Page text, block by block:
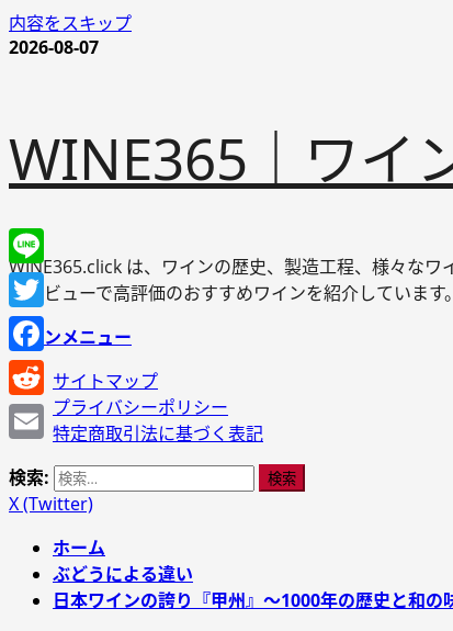
内容をスキップ
2026-08-07
WINE365｜ワイ
WINE365.click は、ワインの歴史、製造工程、様々な
やレビューで高評価のおすすめワインを紹介しています。
メインメニュー
サイトマップ
プライバシーポリシー
特定商取引法に基づく表記
検索:
X (Twitter)
ホーム
ぶどうによる違い
日本ワインの誇り『甲州』～1000年の歴史と和の
Line
Twitter
Facebook
Reddit